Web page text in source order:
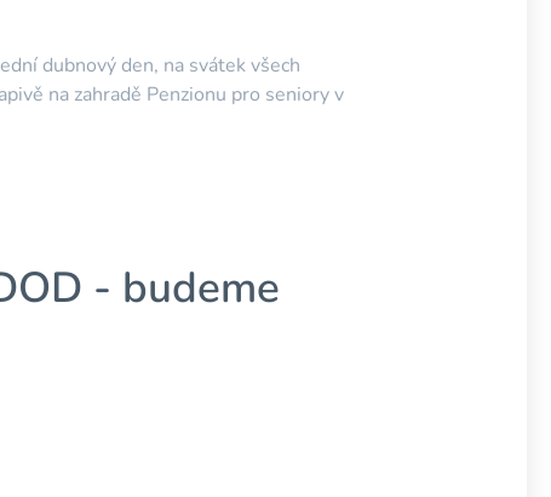
dubnový den, na svátek všech
na zahradě Penzionu pro seniory v
- budeme